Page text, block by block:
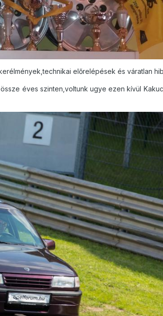
előrelépések és váratlan
éves szinten,voltunk ugye ezen kívül